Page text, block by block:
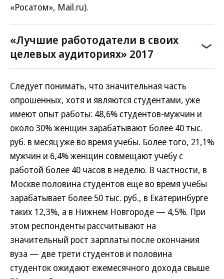
«Росатом», Mail.ru).
«Лучшие работодатели в своих
целевых аудиториях» 2017
Следует понимать, что значительная часть
опрошенных, хотя и являются студентами, уже
имеют опыт работы: 48,6% студентов-мужчин и
около 30% женщин зарабатывают более 40 тыс.
руб. в месяц уже во время учебы. Более того, 21,1%
мужчин и 6,4% женщин совмещают учебу с
работой более 40 часов в неделю. В частности, в
Москве половина студентов еще во время учебы
зарабатывает более 50 тыс. руб., в Екатеринбурге
таких 12,3%, а в Нижнем Новгороде — 4,5%. При
этом респонденты рассчитывают на
значительный рост зарплаты после окончания
вуза — две трети студентов и половина
студенток ожидают ежемесячного дохода свыше